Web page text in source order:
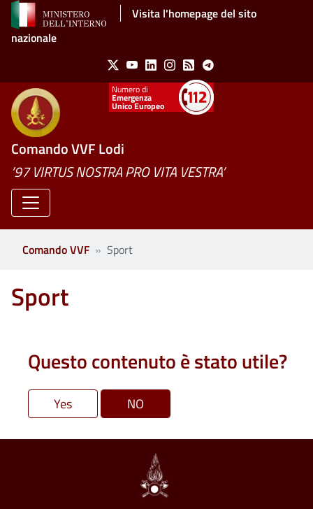
Salta al contenuto principaleVisita l'homepage del sito
nazionale
Social Menu
X YoutubeLinkedinInstagram
Feed Telegram
Emergenza
Unico Europeo
Comando VVF Lodi
’97 VIRTUS NOSTRA PRO VITA VESTRA’
Comando VVF Sport
Sport
Questo contenuto è stato utile?